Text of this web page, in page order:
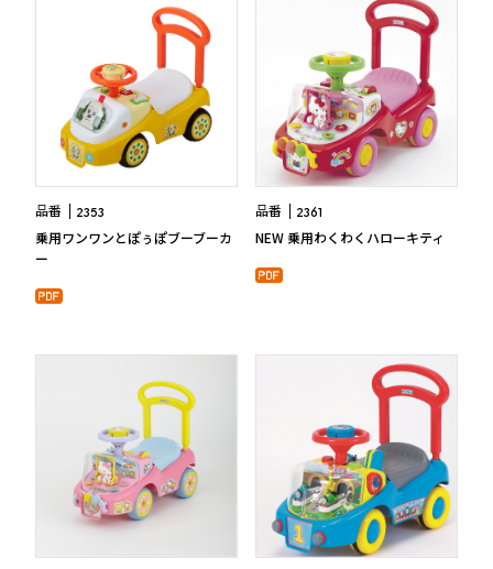
品番 2353
乗用ワンワンとぽぅぽブーブーカ
ー
品番 2361
NEW 乗用わくわくハローキティ